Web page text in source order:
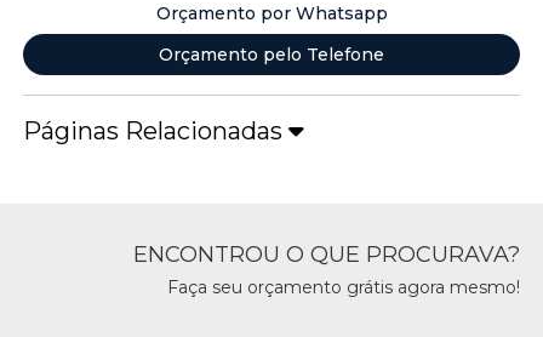
Orçamento por Whatsapp
Orçamento pelo Telefone
Páginas Relacionadas
ENCONTROU O QUE PROCURAVA?
Faça seu orçamento grátis agora mesmo!